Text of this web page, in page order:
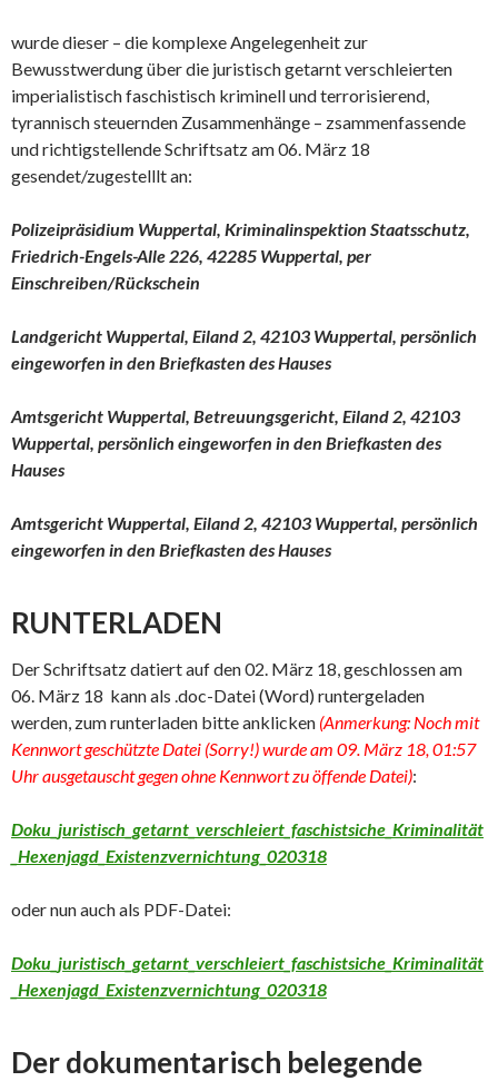
wurde dieser – die komplexe Angelegenheit zur
Bewusstwerdung über die juristisch getarnt verschleierten
imperialistisch faschistisch kriminell und terrorisierend,
tyrannisch steuernden Zusammenhänge – zsammenfassende
und richtigstellende Schriftsatz am 06. März 18
gesendet/zugestelllt an:
Polizeipräsidium Wuppertal, Kriminalinspektion Staatsschutz,
Friedrich-Engels-Alle 226, 42285 Wuppertal, per
Einschreiben/Rückschein
Landgericht Wuppertal, Eiland 2, 42103 Wuppertal, persönlich
eingeworfen in den Briefkasten des Hauses
Amtsgericht Wuppertal, Betreuungsgericht, Eiland 2, 42103
Wuppertal, persönlich eingeworfen in den Briefkasten des
Hauses
Amtsgericht Wuppertal, Eiland 2, 42103 Wuppertal, persönlich
eingeworfen in den Briefkasten des Hauses
RUNTERLADEN
Der Schriftsatz datiert auf den 02. März 18, geschlossen am
06. März 18 kann als .doc-Datei (Word) runtergeladen
werden, zum runterladen bitte anklicken (Anmerkung: Noch mit
Kennwort geschützte Datei (Sorry!) wurde am 09. März 18, 01:57
Uhr ausgetauscht gegen ohne Kennwort zu öffende Datei):
Doku_juristisch_getarnt_verschleiert_faschistsiche_Kriminalität
_Hexenjagd_Existenzvernichtung_020318
oder nun auch als PDF-Datei:
Doku_juristisch_getarnt_verschleiert_faschistsiche_Kriminalität
_Hexenjagd_Existenzvernichtung_020318
Der dokumentarisch belegende